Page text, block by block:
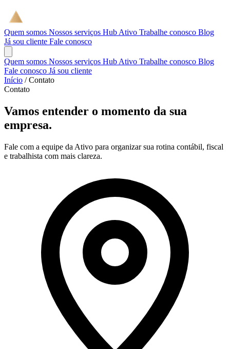
Quem somos Nossos serviços Hub Ativo Trabalhe conosco Blog
Já sou cliente Fale conosco
Quem somos Nossos serviços Hub Ativo Trabalhe conosco Blog
Fale conosco Já sou cliente
Início / Contato
Contato
Vamos entender o momento da sua
empresa.
Fale com a equipe da Ativo para organizar sua rotina contábil, fiscal
e trabalhista com mais clareza.